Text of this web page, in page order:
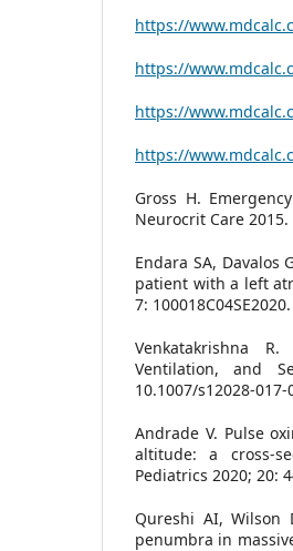
https://
https://
https://
https://
Gross H.
Neurocrit Care 2015.
Endara SA, Davalos
patient with a left
7: 100018C04SE2020.
Venkatakrishna
Ventilation, and
10.1007/s12028-017-
Andrade V. Pulse
altitude: a cross-
Pediatrics 2020; 20:
Qureshi AI, Wilson
penumbra in